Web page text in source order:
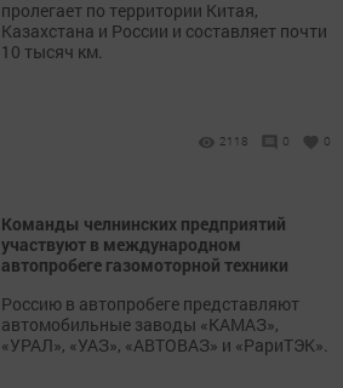
пролегает по территории Китая,
Казахстана и России и составляет почти
10 тысяч км.
2118 0 0
Команды челнинских предприятий
участвуют в международном
автопробеге газомоторной техники
Россию в автопробеге представляют
автомобильные заводы «КАМАЗ»,
«УРАЛ», «УАЗ», «АВТОВАЗ» и «РариТЭК».